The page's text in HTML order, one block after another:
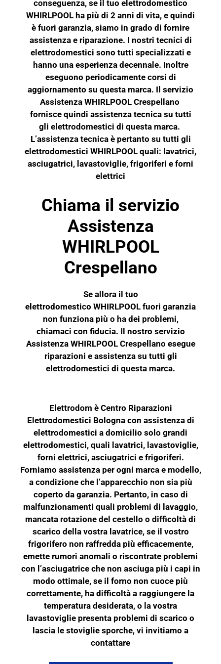
conseguenza, se il tuo elettrodomestico
WHIRLPOOL ha più di 2 anni di vita, e quindi
è fuori garanzia, siamo in grado di fornire
assistenza e riparazione. I nostri tecnici di
elettrodomestici sono tutti specializzati e
hanno una esperienza decennale. Inoltre
eseguono periodicamente corsi di
aggiornamento su questa marca. Il servizio
Assistenza WHIRLPOOL Crespellano
fornisce quindi assistenza tecnica su tutti
gli elettrodomestici di questa marca.
L’assistenza tecnica è pertanto su tutti gli
elettrodomestici WHIRLPOOL quali: lavatrici,
asciugatrici, lavastoviglie, frigoriferi e forni
elettrici
Chiama il servizio
Assistenza
WHIRLPOOL
Crespellano
Se allora il tuo
elettrodomestico WHIRLPOOL fuori garanzia
non funziona più o ha dei problemi,
chiamaci con fiducia. Il nostro servizio
Assistenza WHIRLPOOL Crespellano esegue
riparazioni e assistenza su tutti gli
elettrodomestici di questa marca.
Elettrodom è Centro Riparazioni
Elettrodomestici Bologna con assistenza di
elettrodomestici a domicilio solo grandi
elettrodomestici, quali lavatrici, lavastoviglie,
forni elettrici, asciugatrici e frigoriferi.
Forniamo assistenza per ogni marca e modello,
a condizione che l’apparecchio non sia più
coperto da garanzia. Pertanto, in caso di
malfunzionamenti quali problemi di lavaggio,
mancata rotazione del cestello o difficoltà di
scarico della vostra lavatrice, se il vostro
frigorifero non raffredda più efficacemente,
emette rumori anomali o riscontrate problemi
con l’asciugatrice che non asciuga più i capi in
modo ottimale, se il forno non cuoce più
correttamente, ha difficoltà a raggiungere la
temperatura desiderata, o la vostra
lavastoviglie presenta problemi di scarico o
lascia le stoviglie sporche, vi invitiamo a
contattare